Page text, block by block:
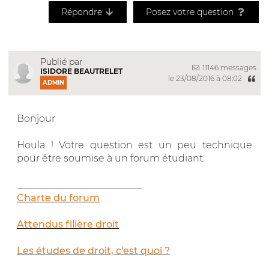
Répondre Posez votre question
Publié par
ISIDORE BEAUTRELET
ADMIN
11146 messages
le 23/08/2016 à 08:02
Bonjour
Houla ! Votre question est un peu technique
pour être soumise à un forum étudiant.
Charte du forum
Attendus filière droit
Les études de droit, c'est quoi ?